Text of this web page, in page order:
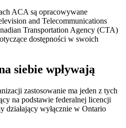
ACA są opracowywane
and Telecommunications
Transportation Agency (CTA)
dostępności w swoich
siebie wpływają
zastosowanie ma jeden z tych
na podstawie federalnej licencji
działający wyłącznie w Ontario